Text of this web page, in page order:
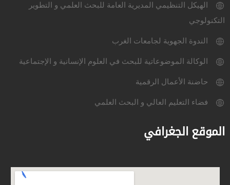
الهيكل التنظيمي المديرية العامة للبحث العلمي و التطوير
التكنولوجي
الندوة الجهوية لجامعات الغرب
الوكالة الموضوعاتية للبحث في العلوم الإنسانية و الإجتماعية
حاضنة الأعمال الرقمية
فضاء التعليم العالي و البحث العلمي
الموقع الجغرافي